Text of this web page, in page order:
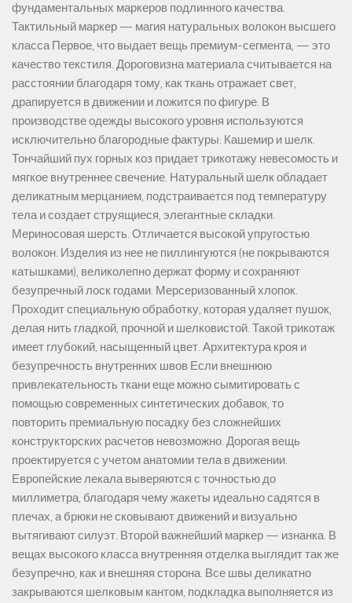
фундаментальных маркеров подлинного качества.
Тактильный маркер — магия натуральных волокон высшего
класса Первое, что выдает вещь премиум-сегмента, — это
качество текстиля. Дороговизна материала считывается на
расстоянии благодаря тому, как ткань отражает свет,
драпируется в движении и ложится по фигуре. В
производстве одежды высокого уровня используются
исключительно благородные фактуры: Кашемир и шелк.
Тончайший пух горных коз придает трикотажу невесомость и
мягкое внутреннее свечение. Натуральный шелк обладает
деликатным мерцанием, подстраивается под температуру
тела и создает струящиеся, элегантные складки.
Мериносовая шерсть. Отличается высокой упругостью
волокон. Изделия из нее не пиллингуются (не покрываются
катышками), великолепно держат форму и сохраняют
безупречный лоск годами. Мерсеризованный хлопок.
Проходит специальную обработку, которая удаляет пушок,
делая нить гладкой, прочной и шелковистой. Такой трикотаж
имеет глубокий, насыщенный цвет. Архитектура кроя и
безупречность внутренних швов Если внешнюю
привлекательность ткани еще можно сымитировать с
помощью современных синтетических добавок, то
повторить премиальную посадку без сложнейших
конструкторских расчетов невозможно. Дорогая вещь
проектируется с учетом анатомии тела в движении.
Европейские лекала выверяются с точностью до
миллиметра, благодаря чему жакеты идеально садятся в
плечах, а брюки не сковывают движений и визуально
вытягивают силуэт. Второй важнейший маркер — изнанка. В
вещах высокого класса внутренняя отделка выглядит так же
безупречно, как и внешняя сторона. Все швы деликатно
закрываются шелковым кантом, подкладка выполняется из